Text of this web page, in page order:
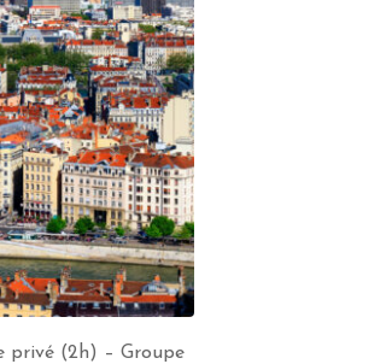
privé (2h) – Groupe